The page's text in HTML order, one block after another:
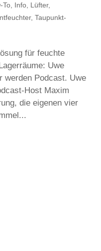
To Info Lüfter,
,Taupunkt-
für feuchte
Uwe
werden Podcast. Uwe
Host Maxim
die eigenen vier